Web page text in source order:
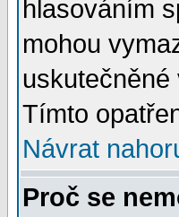
hlasováním
mohou
uskutečněné
Tímto
Návrat
Proč se